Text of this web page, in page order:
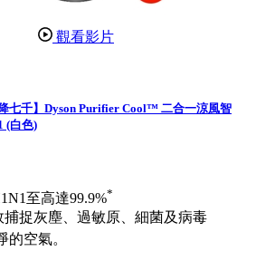
觀看影片
七千】Dyson Purifier Cool™ 二合一涼風智
(白色)
至高達99.9%*
捕捉灰塵、過敏原、細菌及病毒
的空氣。